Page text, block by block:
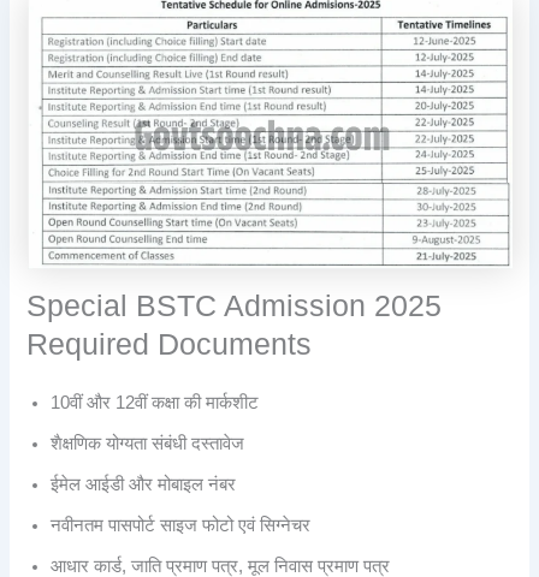
Special BSTC Admission 2025
Required Documents
10वीं और 12वीं कक्षा की मार्कशीट
शैक्षणिक योग्यता संबंधी दस्तावेज
ईमेल आईडी और मोबाइल नंबर
नवीनतम पासपोर्ट साइज फोटो एवं सिग्नेचर
आधार कार्ड, जाति प्रमाण पत्र, मूल निवास प्रमाण पत्र